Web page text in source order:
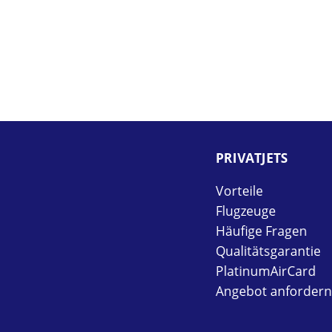
PRIVAT­JETS
Vorteile
Flugzeuge
Häufige Fragen
Qualitätsgarantie
PlatinumAirCard
Angebot anfordern